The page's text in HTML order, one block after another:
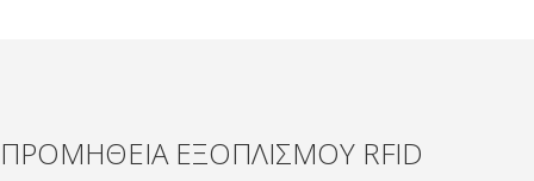
ΠΡΟΜΗΘΕΙΑ ΕΞΟΠΛΙΣΜΟΥ RFID